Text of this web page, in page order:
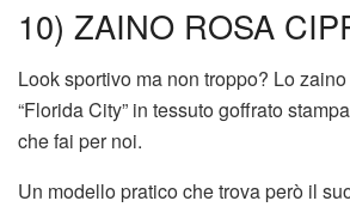
10) ZAINO ROSA
Look sportivo ma non troppo? Lo
“Florida City” in tessuto goffrato
che fai per noi.
Un modello pratico che trova però il